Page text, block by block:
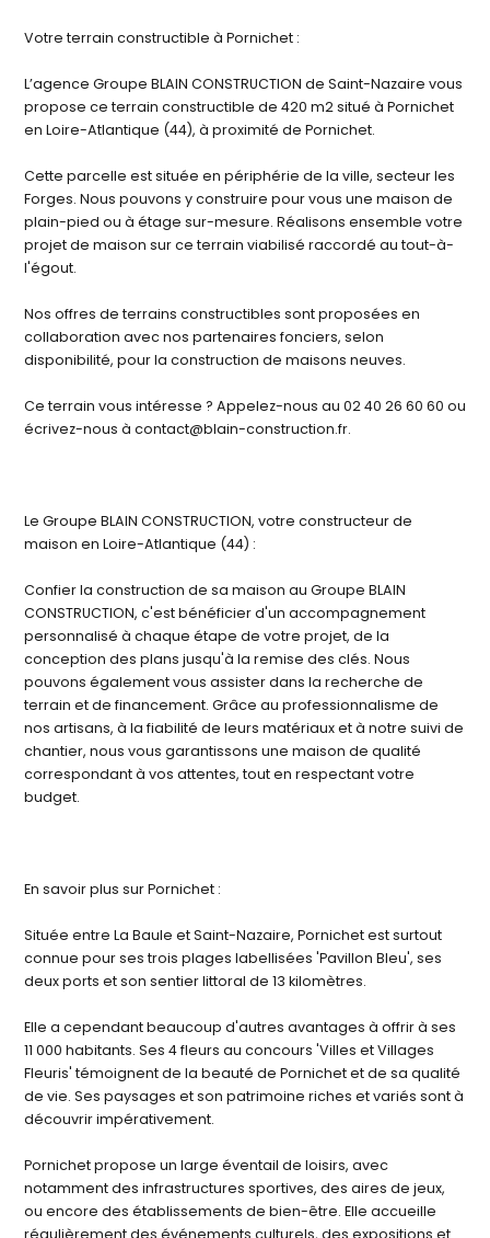
Votre terrain constructible à Pornichet :
L’agence Groupe BLAIN CONSTRUCTION de Saint-Nazaire vous
propose ce terrain constructible de 420 m2 situé à Pornichet
en Loire-Atlantique (44), à proximité de Pornichet.
Cette parcelle est située en périphérie de la ville, secteur les
Forges. Nous pouvons y construire pour vous une maison de
plain-pied ou à étage sur-mesure. Réalisons ensemble votre
projet de maison sur ce terrain viabilisé raccordé au tout-à-
l'égout.
Nos offres de terrains constructibles sont proposées en
collaboration avec nos partenaires fonciers, selon
disponibilité, pour la construction de maisons neuves.
Ce terrain vous intéresse ? Appelez-nous au 02 40 26 60 60 ou
écrivez-nous à contact@blain-construction.fr.
Le Groupe BLAIN CONSTRUCTION, votre constructeur de
maison en Loire-Atlantique (44) :
Confier la construction de sa maison au Groupe BLAIN
CONSTRUCTION, c'est bénéficier d'un accompagnement
personnalisé à chaque étape de votre projet, de la
conception des plans jusqu'à la remise des clés. Nous
pouvons également vous assister dans la recherche de
terrain et de financement. Grâce au professionnalisme de
nos artisans, à la fiabilité de leurs matériaux et à notre suivi de
chantier, nous vous garantissons une maison de qualité
correspondant à vos attentes, tout en respectant votre
budget.
En savoir plus sur Pornichet :
Située entre La Baule et Saint-Nazaire, Pornichet est surtout
connue pour ses trois plages labellisées 'Pavillon Bleu', ses
deux ports et son sentier littoral de 13 kilomètres.
Elle a cependant beaucoup d'autres avantages à offrir à ses
11 000 habitants. Ses 4 fleurs au concours 'Villes et Villages
Fleuris' témoignent de la beauté de Pornichet et de sa qualité
de vie. Ses paysages et son patrimoine riches et variés sont à
découvrir impérativement.
Pornichet propose un large éventail de loisirs, avec
notamment des infrastructures sportives, des aires de jeux,
ou encore des établissements de bien-être. Elle accueille